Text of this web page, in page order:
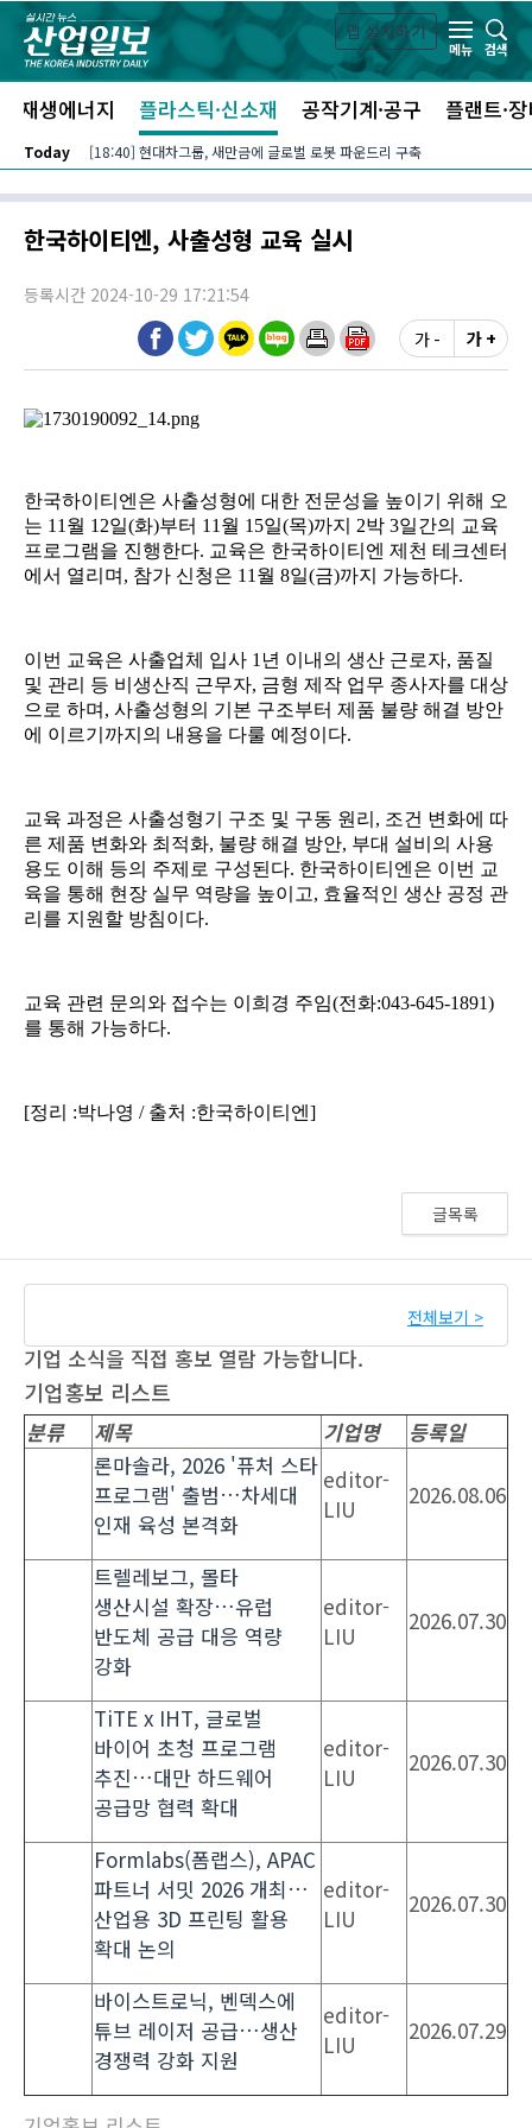
본문 바로가기
앱 설치하기
메뉴
검색
신재생에너지 플라스틱·신소재 공작기계·공구 플랜트·
Today [18:40] 현대차그룹, 새만금에 글로벌 로봇 파운드리 구축
한국하이티엔, 사출성형 교육 실시
등록시간 2024-10-29 17:21:54
가 -
가 +
글목록
전체보기 >
기업 소식을 직접 홍보 열람 가능합니다.
기업홍보 리스트
분류 제목 기업명
등록일
론마솔라, 2026 '퓨처 스타
프로그램' 출범…차세대
인재 육성 본격화
editor-
LIU
2026.08.06
트렐레보그, 몰타
생산시설 확장…유럽
반도체 공급 대응 역량
강화
editor-
LIU
2026.07.30
TiTE x IHT, 글로벌
바이어 초청 프로그램
추진…대만 하드웨어
공급망 협력 확대
editor-
LIU
2026.07.30
Formlabs(폼랩스), APAC
파트너 서밋 2026 개최…
산업용 3D 프린팅 활용
확대 논의
editor-
LIU
2026.07.30
바이스트로닉, 벤덱스에
튜브 레이저 공급…생산
경쟁력 강화 지원
editor-
LIU
2026.07.29